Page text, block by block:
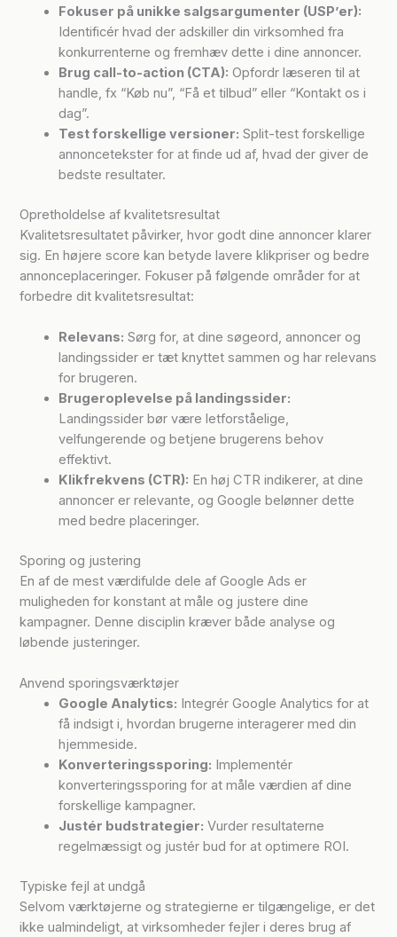
Fokuser på unikke salgsargumenter (USP’er):
Identificér hvad der adskiller din virksomhed fra
konkurrenterne og fremhæv dette i dine annoncer.
Brug call-to-action (CTA): Opfordr læseren til at
handle, fx “Køb nu”, “Få et tilbud” eller “Kontakt os i
dag”.
Test forskellige versioner: Split-test forskellige
annoncetekster for at finde ud af, hvad der giver de
bedste resultater.
Opretholdelse af kvalitetsresultat
Kvalitetsresultatet påvirker, hvor godt dine annoncer klarer
sig. En højere score kan betyde lavere klikpriser og bedre
annonceplaceringer. Fokuser på følgende områder for at
forbedre dit kvalitetsresultat:
Relevans: Sørg for, at dine søgeord, annoncer og
landingssider er tæt knyttet sammen og har relevans
for brugeren.
Brugeroplevelse på landingssider:
Landingssider bør være letforståelige,
velfungerende og betjene brugerens behov
effektivt.
Klikfrekvens (CTR): En høj CTR indikerer, at dine
annoncer er relevante, og Google belønner dette
med bedre placeringer.
Sporing og justering
En af de mest værdifulde dele af Google Ads er
muligheden for konstant at måle og justere dine
kampagner. Denne disciplin kræver både analyse og
løbende justeringer.
Anvend sporingsværktøjer
Google Analytics: Integrér Google Analytics for at
få indsigt i, hvordan brugerne interagerer med din
hjemmeside.
Konverteringssporing: Implementér
konverteringssporing for at måle værdien af dine
forskellige kampagner.
Justér budstrategier: Vurder resultaterne
regelmæssigt og justér bud for at optimere ROI.
Typiske fejl at undgå
Selvom værktøjerne og strategierne er tilgængelige, er det
ikke ualmindeligt, at virksomheder fejler i deres brug af